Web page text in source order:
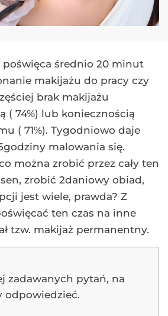
poświęca średnio 20 minut
makijażu do pracy czy
brak makijażu
( 74%) lub koniecznością
( 71%). Tygodniowo daje
malowania się.
można zrobić przez cały ten
zrobić 2daniowy obiad,
jest wiele, prawda? Z
ten czas na inne
tzw. makijaż permanentny.
zadawanych pytań, na
odpowiedzieć.